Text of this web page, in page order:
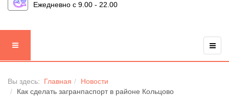
Ежедневно с 9.00 - 22.00
Вы здесь: Главная
Новости
Как сделать загранпаспорт в районе Кольцово